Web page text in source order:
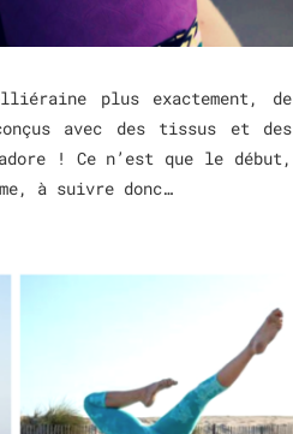
plus exactement, de
avec des tissus et des
! Ce n’est que le début,
à suivre donc…